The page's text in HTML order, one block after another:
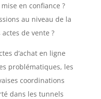
en confiance ?
au niveau de la
de vente ?
d’achat en ligne
problématiques, les
coordinations
dans les tunnels